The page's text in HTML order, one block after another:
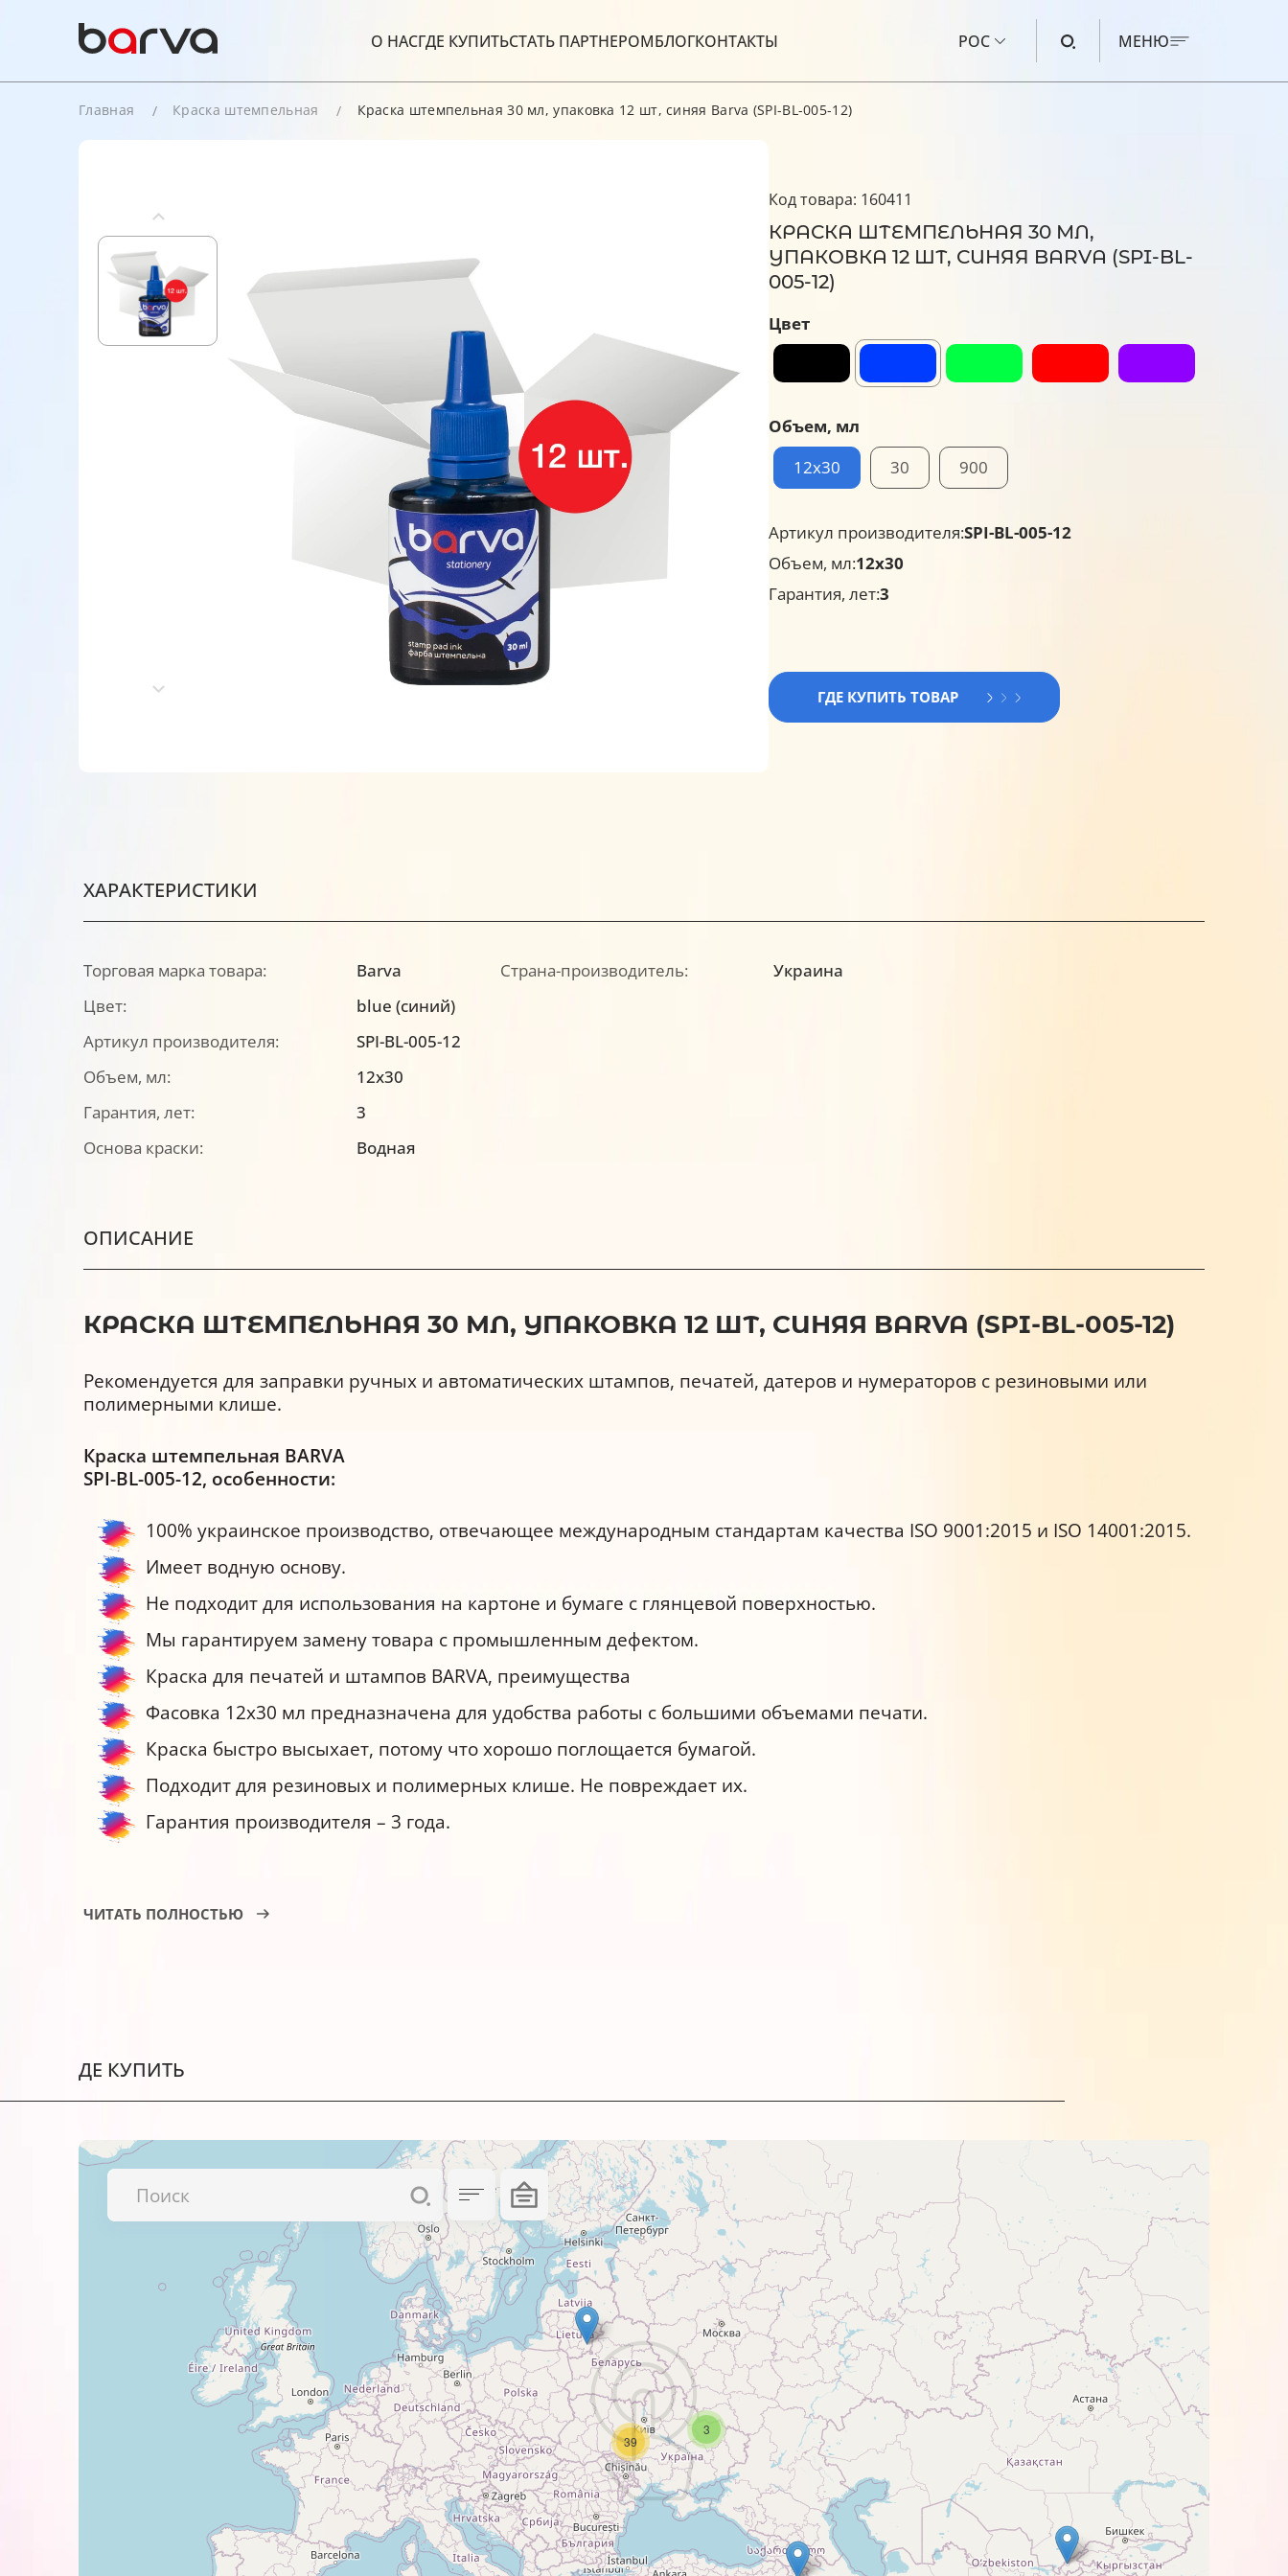
О НАСГДЕ КУПИТЬСТАТЬ ПАРТНЕРОМБЛОГКОНТАКТЫ РОС МЕНЮ
ЧЕРНИЛА ДЛЯ BROTHER
Главная Краска штемпельная Краска штемпельная 30 мл, упаковка 12 шт, синяя Barva (SPI-BL-005-12)
Код товара: 160411
КРАСКА ШТЕМПЕЛЬНАЯ 30 МЛ,
УПАКОВКА 12 ШТ, СИНЯЯ BARVA (SPI-BL-
005-12)
Цвет
Объем, мл
12х30
30 900
Артикул производителя:SPI-BL-005-12
Объем, мл:12х30
Гарантия, лет:3
ГДЕ КУПИТЬ ТОВАР
ХАРАКТЕРИСТИКИ
Торговая марка товара:
Barva
Цвет:
blue (синий)
Артикул производителя:
SPI-BL-005-12
Объем, мл:
12х30
Гарантия, лет:
3
Основа краски:
Водная
Страна-производитель: Украина
ОПИСАНИЕ
КРАСКА ШТЕМПЕЛЬНАЯ 30 МЛ, УПАКОВКА 12 ШТ, СИНЯЯ BARVA (SPI-BL-005-12)
Рекомендуется для заправки ручных и автоматических штампов, печатей, датеров и нумераторов с резиновыми или
полимерными клише.
Краска штемпельная BARVA
SPI-BL-005-12, особенности:
100% украинское производство, отвечающее международным стандартам качества ISO 9001:2015 и ISO 14001:2015.
Имеет водную основу.
Не подходит для использования на картоне и бумаге с глянцевой поверхностью.
Мы гарантируем замену товара с промышленным дефектом.
Краска для печатей и штампов BARVA, преимущества
Фасовка 12х30 мл предназначена для удобства работы с большими объемами печати.
Краска быстро высыхает, потому что хорошо поглощается бумагой.
Подходит для резиновых и полимерных клише. Не повреждает их.
Гарантия производителя – 3 года.
Опустите клише примерно до половины и зафиксируйте его в этом положении.
Осторожно выньте штемпельную подушку и положите на салфетку.
Тщательно и равномерно нанесите краску на всю поверхность подушки. Избегайте чрезмерной пропитки краской.
Если краски слишком много, осторожно удалите излишек сухой салфеткой.
Подождите несколько минут.
Вставьте штемпельную подушку.
Процесс подготовки подушки к заправке может отличаться. Это зависит от конкретной модели штампа, датера или
нумератора. Следуйте рекомендациям производителя по правильной заправке.
Обратите внимание на используемый до этого цвет и тип краски. Новую выбирайте с теми же параметрами. Цвет данной
краски – blue (синий). Основа водная.
ЧИТАТЬ ПОЛНОСТЬЮ
ДЕ КУПИТЬ
3
39